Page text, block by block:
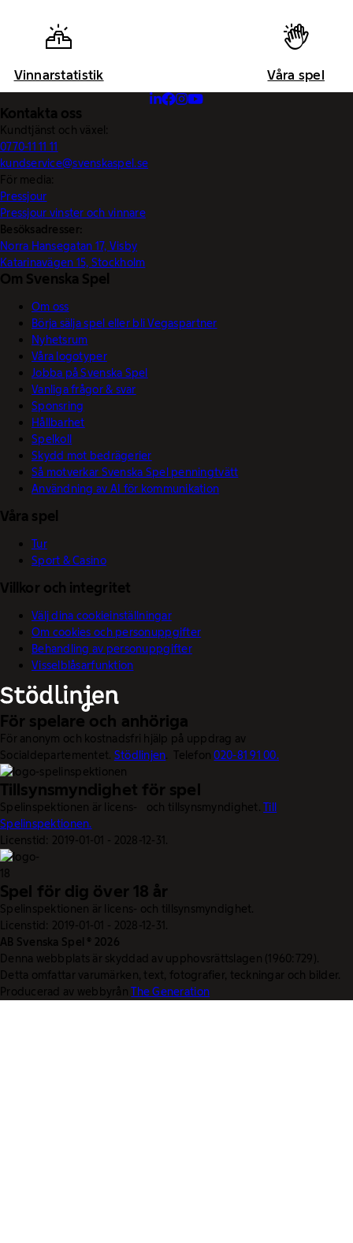
Vinnarstatistik Våra spel
Kontakta oss
Kundtjänst och växel:
0770-11 11 11
kundservice@svenskaspel.se
För media:
Pressjour
Pressjour vinster och vinnare
Besöksadresser:
Norra Hansegatan 17, Visby
Katarinavägen 15, Stockholm
Om Svenska Spel
Om oss
Börja sälja spel eller bli Vegaspartner
Nyhetsrum
Våra logotyper
Jobba på Svenska Spel
Vanliga frågor & svar
Sponsring
Hållbarhet
Spelkoll
Skydd mot bedrägerier
Så motverkar Svenska Spel penningtvätt
Användning av AI för kommunikation
Våra spel
Tur
Sport & Casino
Villkor och integritet
Välj dina cookieinställningar
Om cookies och personuppgifter
Behandling av personuppgifter
Visselblåsarfunktion
För spelare och anhöriga
För anonym och kostnadsfri hjälp på uppdrag av
Socialdepartementet. Stödlinjen. Telefon020-81 91 00.
Tillsynsmyndighet för spel
Spelinspektionen är licens- och tillsynsmyndighet.Till
Spelinspektionen.
Licenstid: 2019-01-01 - 2028-12-31.
Spel för dig över 18 år
Spelinspektionen är licens- och tillsynsmyndighet.
Licenstid: 2019-01-01 - 2028-12-31.
AB Svenska Spel © 2026
Denna webbplats är skyddad av upphovsrättslagen (1960:729).
Detta omfattar varumärken, text, fotografier, teckningar och bilder.
Producerad av webbyrånThe Generation